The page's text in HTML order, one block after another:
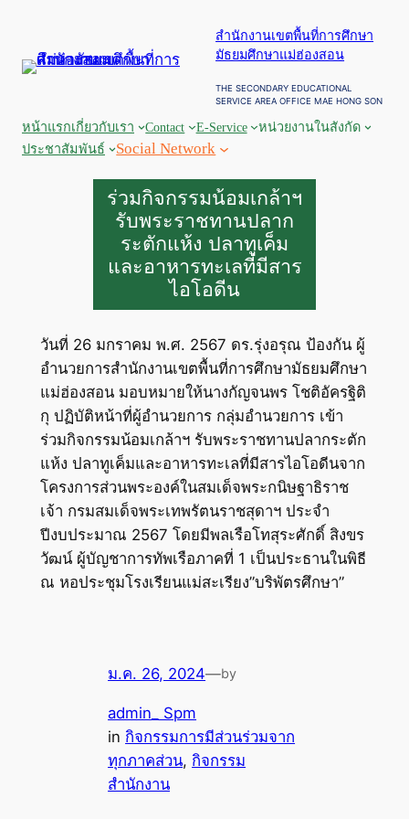
สำนักงานเขตพื้นที่การศึกษา
มัธยมศึกษาแม่ฮ่องสอน
THE SECONDARY EDUCATIONAL
SERVICE AREA OFFICE MAE HONG SON
หน้าแรกเกี่ยวกับเรา Contact E-Service
หน่วยงานในสังกัด
ประชาสัมพันธ์
Social Network
ร่วมกิจกรรมน้อมเกล้าฯ
รับพระราชทานปลาก
ระตักแห้ง ปลาทูเค็ม
และอาหารทะเลที่มีสาร
ไอโอดีน
วันที่ 26 มกราคม พ.ศ. 2567 ดร.รุ่งอรุณ ป้องกัน ผู้
อำนวยการสำนักงานเขตพื้นที่การศึกษามัธยมศึกษา
แม่ฮ่องสอน มอบหมายให้นางกัญจนพร โชติอัครฐิติ
กุ ปฏิบัติหน้าที่ผู้อำนวยการ กลุ่มอำนวยการ เข้า
ร่วมกิจกรรมน้อมเกล้าฯ รับพระราชทานปลากระตัก
แห้ง ปลาทูเค็มและอาหารทะเลที่มีสารไอโอดีนจาก
โครงการส่วนพระองค์ในสมเด็จพระกนิษฐาธิราช
เจ้า กรมสมเด็จพระเทพรัตนราชสุดาฯ ประจำ
ปีงบประมาณ 2567 โดยมีพลเรือโทสุระศักดิ์ สิงขร
วัฒน์ ผู้บัญชาการทัพเรือภาคที่ 1 เป็นประธานในพิธี
ณ หอประชุมโรงเรียนแม่สะเรียง”บริพัตรศึกษา”
ม.ค. 26, 2024—by
admin_ Spm
in กิจกรรมการมีส่วนร่วมจาก
ทุกภาคส่วน, กิจกรรม
สำนักงาน